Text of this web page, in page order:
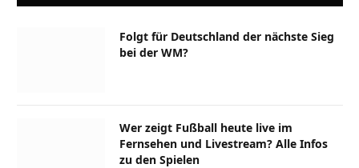
Folgt für Deutschland der nächste Sieg
bei der WM?
Wer zeigt Fußball heute live im
Fernsehen und Livestream? Alle Infos
zu den Spielen